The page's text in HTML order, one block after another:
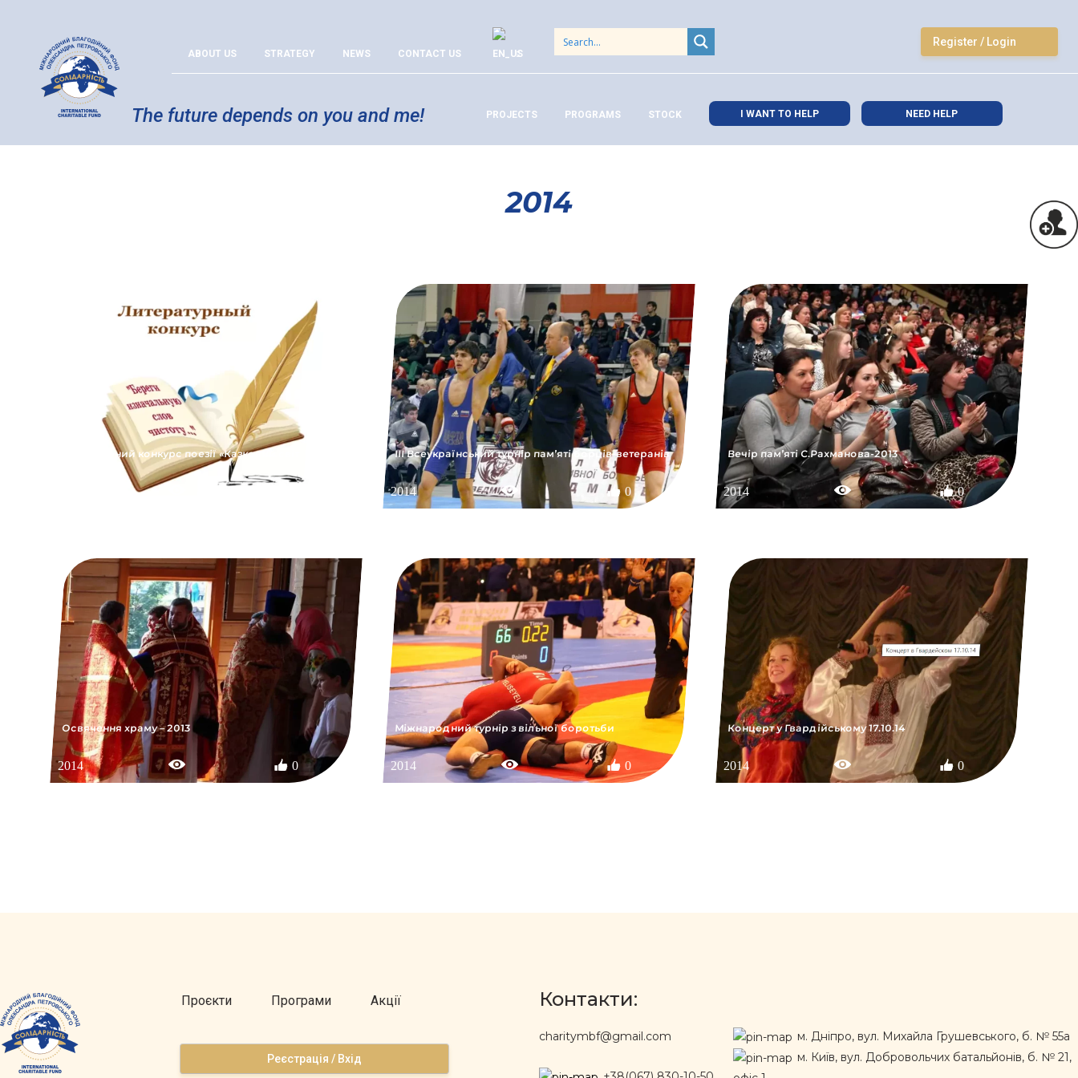
ABOUT US STRATEGY NEWS CONTACT US
Register / Login
The future depends on you and me! PROJECTS PROGRAMS STOCK I WANT TO HELP NEED HELP
2014
Літературний конкурс поезії «Казковий світ
дитинства»
ІІІ Всеукраїнський турнір пам’яті борців-ветеранів
2014 0
Вечір пам’яті С.Рахманова-2013
2014 0
Освячення храму – 2013
2014 0
Міжнародний турнір з вільної боротьби
2014 0
Концерт у Гвардійському 17.10.14
2014 0
Проєкти Програми Акції
Реєстрація / Вхід
Контакти:
charitymbf@gmail.com
м. Дніпро, вул. Михайла Грушевського, б. № 55а
м. Київ, вул. Добровольчих батальйонів, б. № 21,